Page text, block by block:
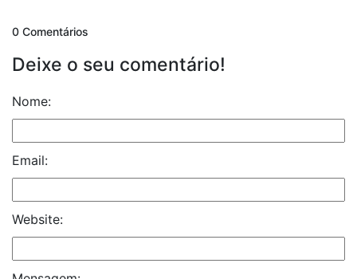
0 Comentários
Deixe o seu comentário!
Nome:
Email:
Website: